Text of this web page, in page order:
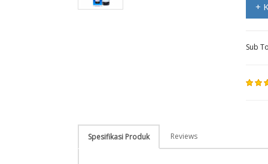
+
Sub
Spesifikasi Produk Reviews